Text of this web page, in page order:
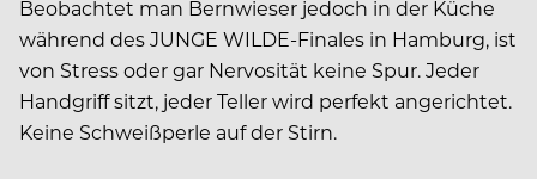
Beobachtet man Bernwieser jedoch in der Küche
während des JUNGE WILDE-Finales in Hamburg, ist
von Stress oder gar Nervosität keine Spur. Jeder
Handgriff sitzt, jeder Teller wird perfekt angerichtet.
Keine Schweißperle auf der Stirn.